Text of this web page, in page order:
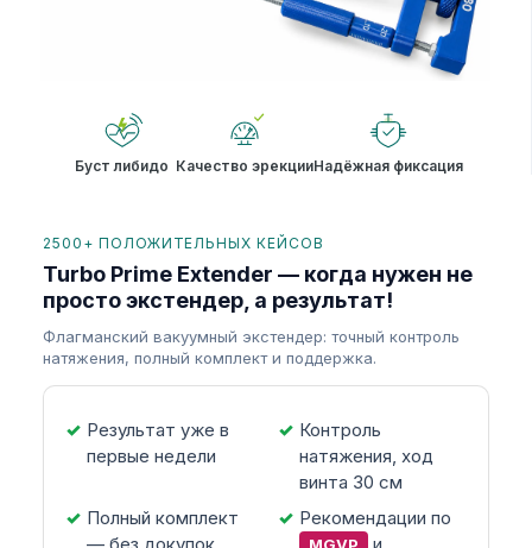
Буст либидо Качество эрекцииНадёжная фиксация
2500+ ПОЛОЖИТЕЛЬНЫХ КЕЙСОВ
Turbo Prime Extender — когда нужен не
просто экстендер, а результат!
Флагманский вакуумный экстендер: точный контроль
натяжения, полный комплект и поддержка.
Результат уже в
первые недели
Контроль
натяжения, ход
винта 30 см
Полный комплект
Рекомендации по